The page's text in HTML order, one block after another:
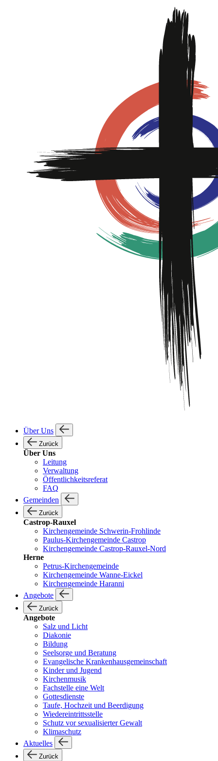
Über Uns
Zurück
Über Uns
Leitung
Verwaltung
Öffentlichkeitsreferat
FAQ
Gemeinden
Zurück
Castrop-Rauxel
Kirchengemeinde Schwerin-Frohlinde
Paulus-Kirchengemeinde Castrop
Kirchengemeinde Castrop-Rauxel-Nord
Herne
Petrus-Kirchengemeinde
Kirchengemeinde Wanne-Eickel
Kirchengemeinde Haranni
Angebote
Zurück
Angebote
Salz und Licht
Diakonie
Bildung
Seelsorge und Beratung
Evangelische Krankenhausgemeinschaft
Kinder und Jugend
Kirchenmusik
Fachstelle eine Welt
Gottesdienste
Taufe, Hochzeit und Beerdigung
Wiedereintrittsstelle
Schutz vor sexualisierter Gewalt
Klimaschutz
Aktuelles
Zurück